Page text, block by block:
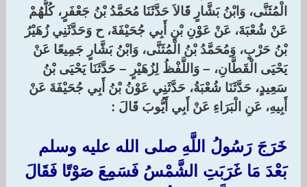
الْمُثَنَّى، وَابْنُ بَشَّارٍ قَالاَ حَدَّثَنَا مُحَمَّدُ بْنُ جَعْفَرٍ، كُلُّهُمْ
عَنْ شُعْبَةَ، عَنْ عَوْنِ بْنِ أَبِي جُحَيْفَةَ، ح وَحَدَّثَنِي زُهَيْرُ
بْنُ حَرْبٍ، وَمُحَمَّدُ بْنُ الْمُثَنَّى، وَابْنُ بَشَّارٍ جَمِيعًا عَنْ
يَحْيَى الْقَطَّانِ، – وَاللَّفْظُ لِزُهَيْرٍ – حَدَّثَنَا يَحْيَى بْنُ
سَعِيدٍ، حَدَّثَنَا شُعْبَةُ، حَدَّثَنِي عَوْنُ بْنُ أَبِي جُحَيْفَةَ عَنْ
أَبِيهِ، عَنِ الْبَرَاءِ عَنْ أَبِي أَيُّوبَ قَالَ :‏
‏خَرَجَ رَسُولُ اللَّهِ صلى الله عليه وسلم
بَعْدَ مَا غَرَبَتِ الشَّمْسُ فَسَمِعَ صَوْتًا فَقَالَ ‏